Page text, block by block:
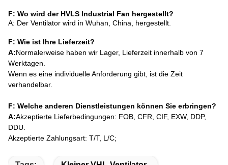
F: Wo wird der HVLS Industrial Fan hergestellt?
A: Der Ventilator wird in Wuhan, China, hergestellt.
F: Wie ist Ihre Lieferzeit?
A:Normalerweise haben wir Lager, Lieferzeit innerhalb von 7
Werktagen.
Wenn es eine individuelle Anforderung gibt, ist die Zeit
verhandelbar.
F: Welche anderen Dienstleistungen können Sie erbringen?
A:Akzeptierte Lieferbedingungen: FOB, CFR, CIF, EXW, DDP,
DDU.
Akzeptierte Zahlungsart: T/T, L/C;